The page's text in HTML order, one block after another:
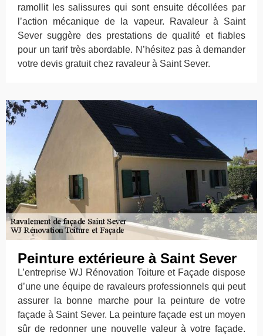
ramollit les salissures qui sont ensuite décollées par
l’action mécanique de la vapeur. Ravaleur à Saint
Sever suggère des prestations de qualité et fiables
pour un tarif très abordable. N’hésitez pas à demander
votre devis gratuit chez ravaleur à Saint Sever.
Peinture extérieure à Saint Sever
L’entreprise WJ Rénovation Toiture et Façade dispose
d’une une équipe de ravaleurs professionnels qui peut
assurer la bonne marche pour la peinture de votre
façade à Saint Sever. La peinture façade est un moyen
sûr de redonner une nouvelle valeur à votre façade.